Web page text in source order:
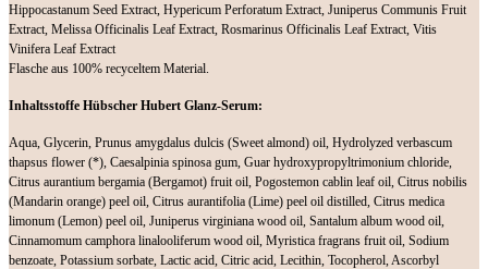
Hippocastanum Seed Extract, Hypericum Perforatum Extract, Juniperus Communis Fruit
Extract, Melissa Officinalis Leaf Extract, Rosmarinus Officinalis Leaf Extract, Vitis
Vinifera Leaf Extract
Flasche aus 100% recyceltem Material.
Inhaltsstoffe Hübscher Hubert Glanz-Serum:
Aqua, Glycerin, Prunus amygdalus dulcis (Sweet almond) oil, Hydrolyzed verbascum
thapsus flower (*), Caesalpinia spinosa gum, Guar hydroxypropyltrimonium chloride,
Citrus aurantium bergamia (Bergamot) fruit oil, Pogostemon cablin leaf oil, Citrus nobilis
(Mandarin orange) peel oil, Citrus aurantifolia (Lime) peel oil distilled, Citrus medica
limonum (Lemon) peel oil, Juniperus virginiana wood oil, Santalum album wood oil,
Cinnamomum camphora linalooliferum wood oil, Myristica fragrans fruit oil, Sodium
benzoate, Potassium sorbate, Lactic acid, Citric acid, Lecithin, Tocopherol, Ascorbyl